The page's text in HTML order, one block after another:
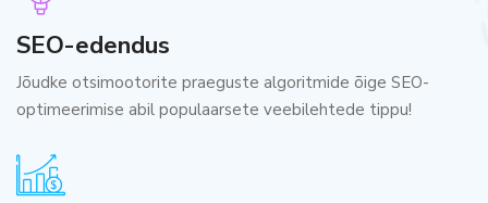
SEO-edendus
Jõudke otsimootorite praeguste algoritmide õige SEO-
optimeerimise abil populaarsete veebilehtede tippu!